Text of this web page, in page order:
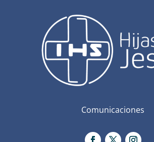
Comunicaciones